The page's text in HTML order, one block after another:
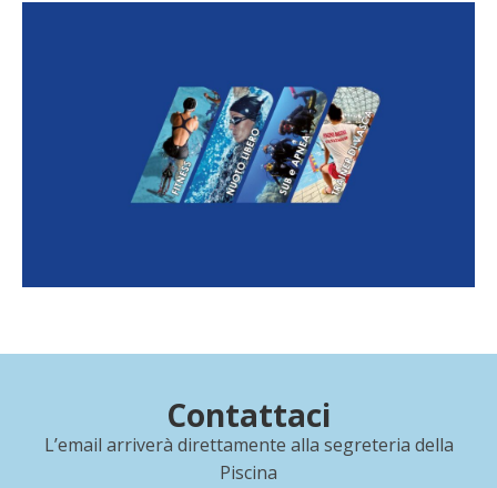
Scopri tutte le attività organizzate nelle nostre
piscine: nuoto libero, fitness in acqua,
subacquea, apnea, nuoto master e tanto altro
Contattaci
L’email arriverà direttamente alla segreteria della
Piscina